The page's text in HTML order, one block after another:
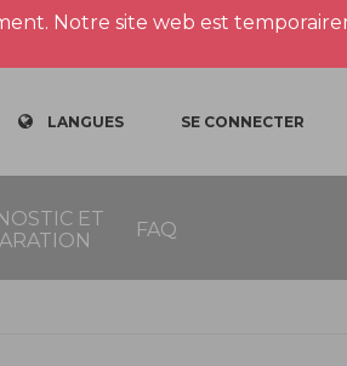
Notre site web est
LANGUES SE CONNECTER
ET
FAQ